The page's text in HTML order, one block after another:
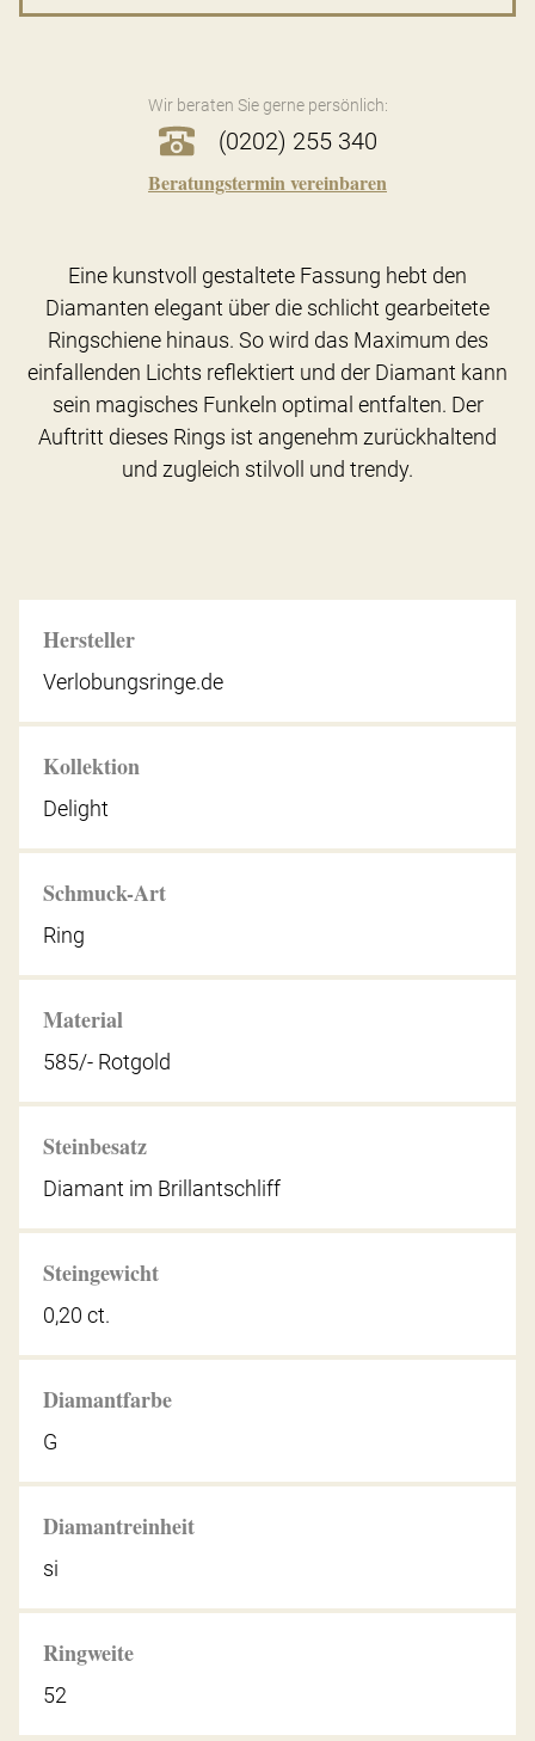
Wir beraten Sie gerne persönlich:
(0202) 255 340
Beratungstermin vereinbaren
Hersteller
Verlobungsringe.de
Kollektion
Delight
Schmuck-Art
Ring
Material
585/- Rotgold
Steinbesatz
Diamant im Brillantschliff
Steingewicht
0,20 ct.
Diamantfarbe
G
Diamantreinheit
si
Ringweite
52
Eine kunstvoll gestaltete Fassung hebt den
Diamanten elegant über die schlicht gearbeitete
Ringschiene hinaus. So wird das Maximum des
einfallenden Lichts reflektiert und der Diamant kann
sein magisches Funkeln optimal entfalten. Der
Auftritt dieses Rings ist angenehm zurückhaltend
und zugleich stilvoll und trendy.